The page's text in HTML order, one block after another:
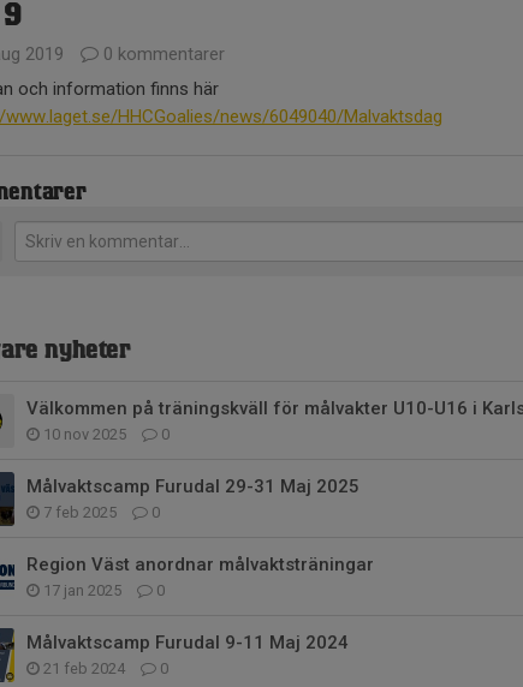
2019
0 kommentarer
och information finns här
HHCGoalies/news/6049040/Malvaktsdag
nyheter
Välkommen på träningskväll för målvakter U10-U16 i
10 nov 2025 0
Målvaktscamp Furudal 29-31 Maj 2025
7 feb 2025 0
Region Väst anordnar målvaktsträningar
17 jan 2025 0
Målvaktscamp Furudal 9-11 Maj 2024
21 feb 2024 0